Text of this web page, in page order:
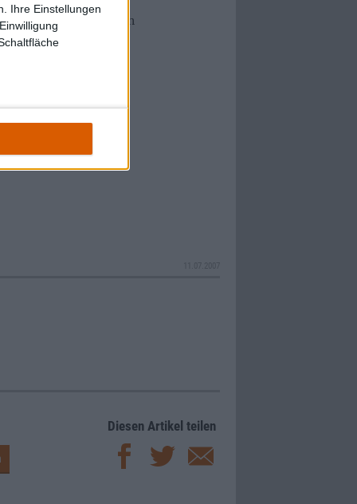
Ihre Einstellungen
melancholischen
gutes und
begeistert sein.
Diesen Artikel teilen